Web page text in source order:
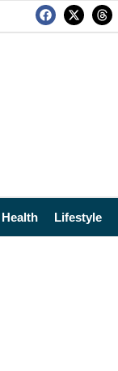
Health Lifestyle